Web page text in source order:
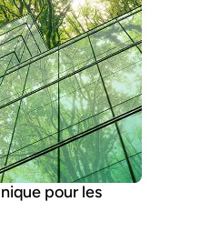
pour les